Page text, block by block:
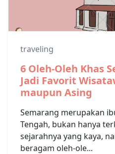
traveling
6 Oleh-Oleh Khas
Jadi Favorit
maupun Asing
Semarang merupakan
Tengah, bukan hanya
sejarahnya yang kaya,
beragam oleh-ole...